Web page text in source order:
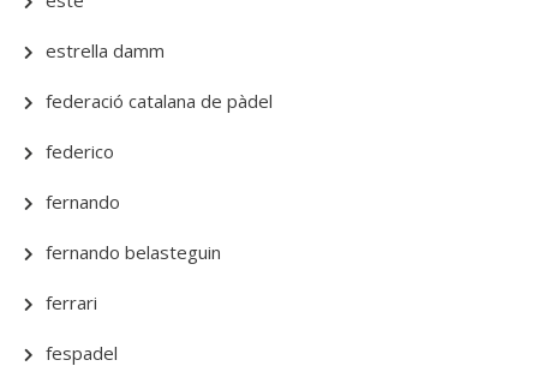
estrella damm
federació catalana de pàdel
federico
fernando
fernando belasteguin
ferrari
fespadel